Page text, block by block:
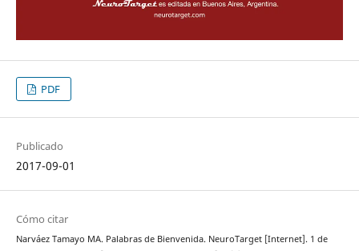
PDF
Publicado
2017-09-01
Cómo citar
Narváez Tamayo MA. Palabras de Bienvenida. NeuroTarget [Internet]. 1 de